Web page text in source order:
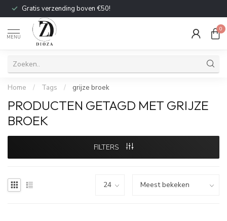
Gratis verzending boven €50!
MENU
0
Home / Tags / grijze broek
PRODUCTEN GETAGD MET GRIJZE
BROEK
FILTERS